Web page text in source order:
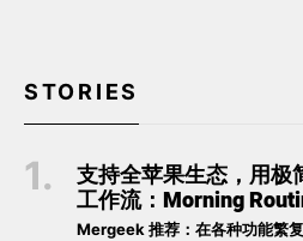
STORIES
支持全苹果生态，用极
工作流：Morning
Mergeek 推荐：在各种功能繁